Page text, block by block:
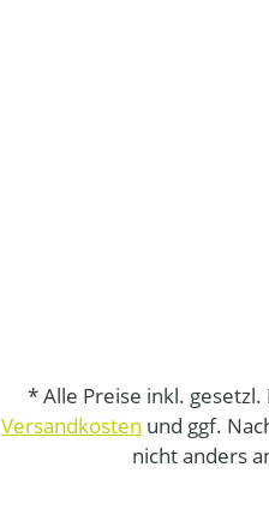
* Alle Preise inkl.
Versandkosten und ggf.
nicht anders